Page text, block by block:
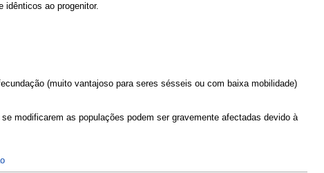
idênticos ao progenitor.
(muito vantajoso para seres sésseis ou com baixa mobilidade)
modificarem as populações podem ser gravemente afectadas devido à